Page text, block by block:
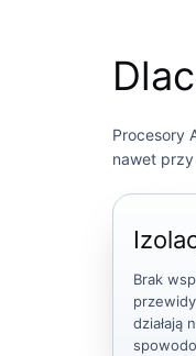
Procesory
nawet
Brak
działają